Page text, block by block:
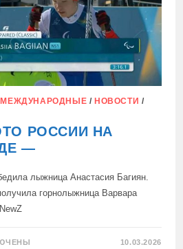
МЕЖДУНАРОДНЫЕ / НОВОСТИ /
РОССИИ НА
—
лыжница Анастасия Багиян.
горнолыжница Варвара
10.03.2026